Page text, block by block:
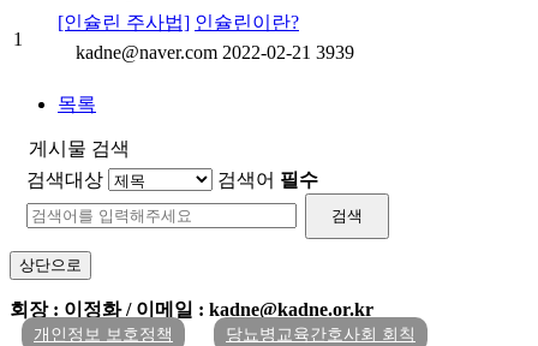
1
[인슐린 주사법] 인슐린이란?
kadne@naver.com 2022-02-21 3939
목록
게시물 검색
검색대상
검색어 필수
검색
상단으로
회장 : 이정화 / 이메일 : kadne@kadne.or.kr
개인정보 보호정책 당뇨병교육간호사회 회칙